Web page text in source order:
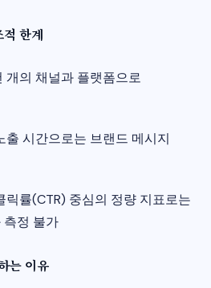
한계
개의 채널과 플랫폼으로
출 시간으로는 브랜드 메시지
릭률(CTR) 중심의 정량 지표로는
측정 불가
는 이유